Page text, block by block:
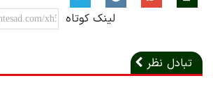
لینک کوتاه
تبادل نظر